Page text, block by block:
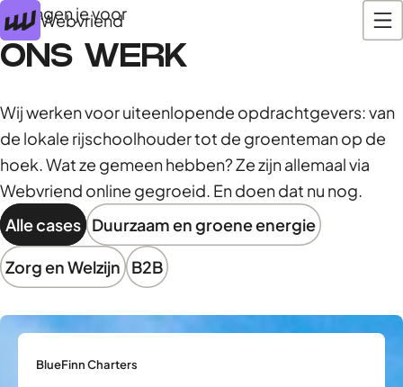
Webvriend
Zij gingen je voor
ONS WERK
Wij werken voor uiteenlopende opdrachtgevers: van
de lokale rijschoolhouder tot de groenteman op de
hoek. Wat ze gemeen hebben? Ze zijn allemaal via
Webvriend online gegroeid. En doen dat nu nog.
Alle cases Duurzaam en groene energie
Zorg en Welzijn B2B
BlueFinn Charters